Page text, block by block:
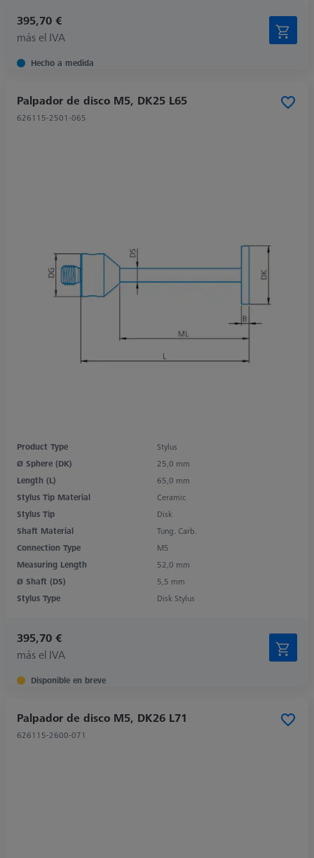
395,70 €
más el IVA
Hecho a medida
Palpador de disco M5, DK25 L65
626115-2501-065
Product Type
Stylus
Ø Sphere (DK)
25,0 mm
Length (L)
65,0 mm
Stylus Tip Material
Ceramic
Stylus Tip
Disk
Shaft Material
Tung. Carb.
Connection Type
M5
Measuring Length
52,0 mm
Ø Shaft (DS)
5,5 mm
Stylus Type
Disk Stylus
395,70 €
más el IVA
Disponible en breve
Palpador de disco M5, DK26 L71
626115-2600-071